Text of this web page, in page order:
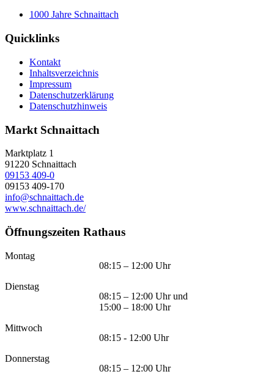
1000 Jahre Schnaittach
Quicklinks
Kontakt
Inhaltsverzeichnis
Impressum
Datenschutzerklärung
Datenschutzhinweis
Markt Schnaittach
Marktplatz 1
91220 Schnaittach
09153 409-0
09153 409-170
info@schnaittach.de
www.schnaittach.de/
Öffnungszeiten Rathaus
Montag
08:15 – 12:00 Uhr
Dienstag
08:15 – 12:00 Uhr und
15:00 – 18:00 Uhr
Mittwoch
08:15 - 12:00 Uhr
Donnerstag
08:15 – 12:00 Uhr